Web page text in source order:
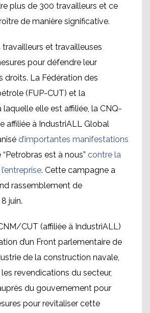
plus de 300 travailleurs et ce
de manière significative.
et travailleuses
pour défendre leur
droits. La Fédération des
(FUP-CUT) et la
elle est affiliée, la CNQ-
affiliée à IndustriALL Global
d’importantes manifestations
est à nous” contre la
. Cette campagne a
rassemblement de
juin.
CUT (affiliée à IndustriALL)
d’un Front parlementaire de
de la construction navale,
revendications du secteur,
du gouvernement pour
pour revitaliser cette